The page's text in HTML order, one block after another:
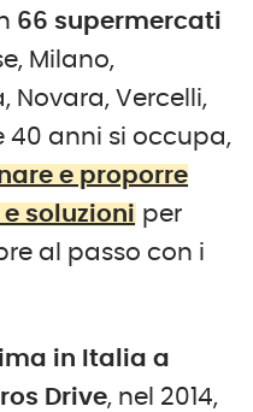
66 supermercati
Milano,
Novara, Vercelli,
40 anni si occupa,
e proporre
soluzioni per
al passo con i
in Italia a
Drive, nel 2014,